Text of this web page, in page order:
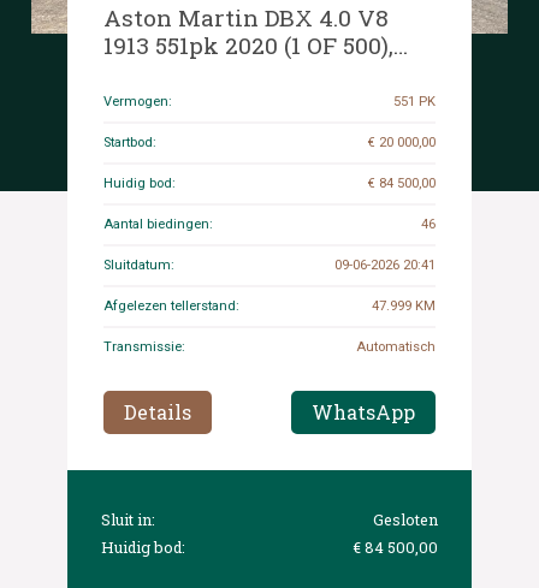
Aston Martin DBX 4.0 V8
1913 551pk 2020 (1 OF 500),
Vermogen: 551 PK
Startbod: € 20 000,00
Huidig bod: € 84 500,00
Aantal biedingen: 46
Sluitdatum: 09-06-2026 20:41
Afgelezen tellerstand: 47.999 KM
Transmissie: Automatisch
Details WhatsApp
Sluit in:
Gesloten
Huidig bod:
€ 84 500,00